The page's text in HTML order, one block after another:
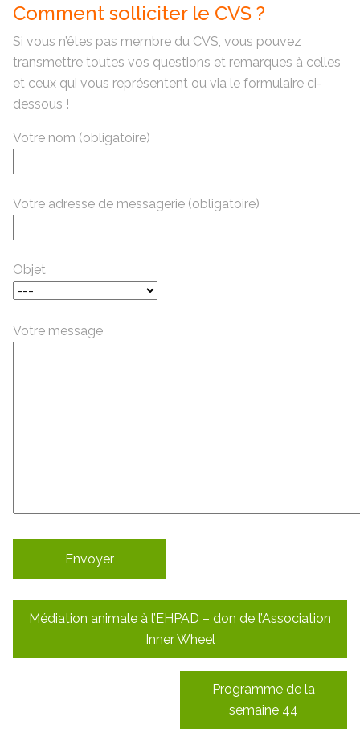
Comment solliciter le CVS ?
Si vous n’êtes pas membre du CVS, vous pouvez
transmettre toutes vos questions et remarques à celles
et ceux qui vous représentent ou via le formulaire ci-
dessous !
Votre nom (obligatoire)
Votre adresse de messagerie (obligatoire)
Objet
Votre message
Navigation
l’article
Médiation animale à l’EHPAD – don de l’Association
Inner Wheel
Programme de la
semaine 44